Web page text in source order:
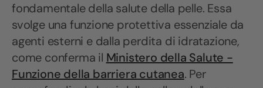
fondamentale della salute della pelle. Essa
svolge una funzione protettiva essenziale da
agenti esterni e dalla perdita di idratazione,
come conferma il Ministero della Salute -
Funzione della barriera cutanea. Per